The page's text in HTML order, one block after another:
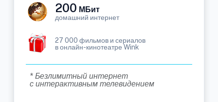
200 МБит
домашний интернет
27 000 фильмов и сериалов
в онлайн-кинотеатре Wink
* Безлимитный интернет
с интерактивным телевидением